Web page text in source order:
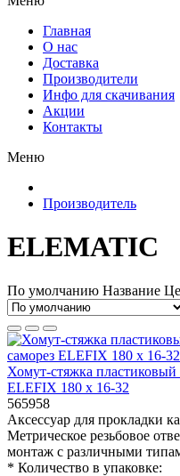
Главная
О нас
Доставка
Производители
Инфо для скачивания
Акции
Контакты
Меню
Производитель
ELEMATIC
По умолчанию Название
Хомут-стяжка
ELEFIX 180 х 16-32
565958
Аксессуар для прокладки
Метрическое резьбовое
монтаж с различными
* Количество в упаковке: